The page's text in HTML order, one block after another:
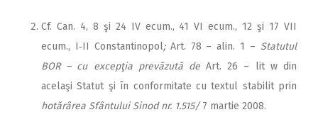
Cf. Can. 4, 8 şi 24 IV ecum., 41 VI ecum., 12 şi 17 VII
ecum., I‑II Constantinopol; Art. 78 – alin. 1 – Statutul
BOR – cu excepţia prevăzută deArt. 26 – lit w din
acelaşi Statut şi în conformitate cu textul stabilit prin
hotărârea Sfântului Sinod nr. 1.515/7 martie 2008.